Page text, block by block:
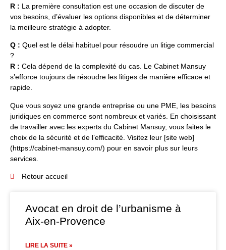
R : La première consultation est une occasion de discuter de
vos besoins, d’évaluer les options disponibles et de déterminer
la meilleure stratégie à adopter.
Q : Quel est le délai habituel pour résoudre un litige commercial
?
R : Cela dépend de la complexité du cas. Le Cabinet Mansuy
s’efforce toujours de résoudre les litiges de manière efficace et
rapide.
Que vous soyez une grande entreprise ou une PME, les besoins
juridiques en commerce sont nombreux et variés. En choisissant
de travailler avec les experts du Cabinet Mansuy, vous faites le
choix de la sécurité et de l’efficacité. Visitez leur [site web]
(https://cabinet-mansuy.com/) pour en savoir plus sur leurs
services.
Retour accueil
Avocat en droit de l’urbanisme à
Aix-en-Provence
LIRE LA SUITE »